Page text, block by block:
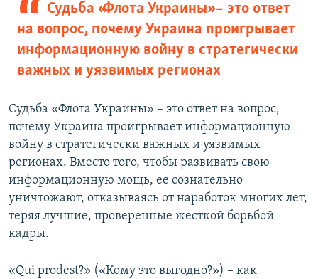
Судьба «Флота Украины» – это ответ
на вопрос, почему Украина проигрывает
информационную войну в стратегически
важных и уязвимых регионах
Судьба «Флота Украины» – это ответ на вопрос,
почему Украина проигрывает информационную
войну в стратегически важных и уязвимых
регионах. Вместо того, чтобы развивать свою
информационную мощь, ее сознательно
уничтожают, отказываясь от наработок многих лет,
теряя лучшие, проверенные жесткой борьбой
кадры.
«Qui prodest?» («Кому это выгодно?») – как